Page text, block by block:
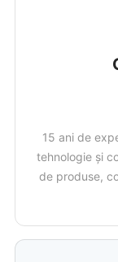
15 ani de
tehnologie și
de produse,